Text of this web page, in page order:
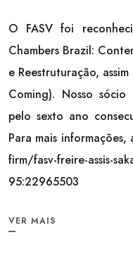
O FASV foi
Chambers Brazil:
e Reestruturação,
Coming). Nosso
pelo sexto ano
Para mais
firm/fasv-freire-assis-
95:22965503
VER MAIS